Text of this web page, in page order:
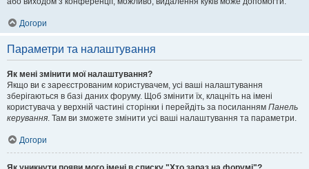
Догори
Параметри та налаштування
Як мені змінити мої налаштування?
Якщо ви є зареєстрованим користувачем, усі ваші налаштування
зберігаються в базі даних форуму. Щоб змінити їх, клацніть на імені
користувача у верхній частині сторінки і перейдіть за посиланням Панель
керування. Там ви зможете змінити усі ваші налаштування та параметри.
Догори